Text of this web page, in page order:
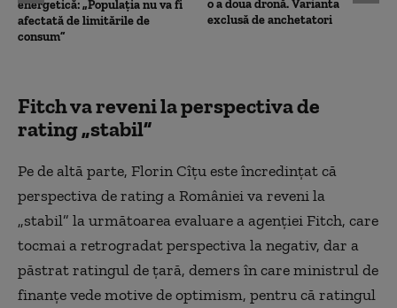
energetică: „Populația nu va fi
afectată de limitările de
consum”
o a doua dronă. Varianta
exclusă de anchetatori
Fitch va reveni la perspectiva de
rating „stabil”
Pe de altă parte, Florin Cîțu este încredințat că
perspectiva de rating a României va reveni la
„stabil” la următoarea evaluare a agenţiei Fitch, care
tocmai a retrogradat perspectiva la negativ, dar a
păstrat ratingul de țară, demers în care ministrul de
finanțe vede motive de optimism, pentru că ratingul